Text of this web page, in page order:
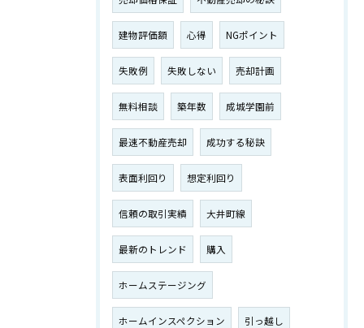
建物評価額 心得 NGポイント
失敗例 失敗しない 売却計画
無料相談 築年数 成城学園前
最速不動産売却 成功する秘訣
表面利回り 想定利回り
信頼の取引実績 大井町線
最新のトレンド 購入
ホームステージング
ホームインスペクション 引っ越し